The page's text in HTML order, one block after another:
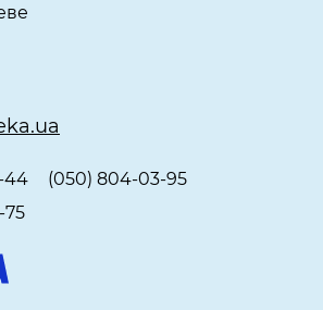
44
(050) 804-03-95
75